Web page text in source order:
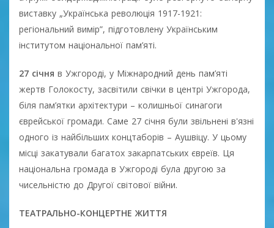
виставку „Українська революція 1917-1921:
регіональний вимір”, підготовлену Українським
інститутом національної пам’яті.
27 січня в Ужгороді, у Міжнародний день пам’яті
жертв Голокосту, засвітили свічки в центрі Ужгорода,
біля пам’ятки архітектури – колишньої синагоги
єврейської громади. Саме 27 січня були звільнені в'язні
одного із найбільших концтаборів – Аушвіцу. У цьому
місці закатували багатох закарпатських євреїв. Ця
національна громада в Ужгороді була другою за
чисельністю до Другої світової війни.
ТЕАТРАЛЬНО-КОНЦЕРТНЕ ЖИТТЯ